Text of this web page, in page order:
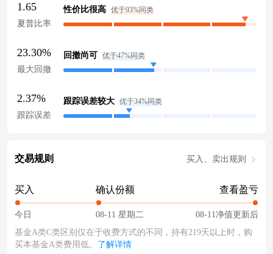
1.65
夏普比率
性价比很高 优于93%同类
23.30%
最大回撤
回撤尚可 优于47%同类
2.37%
跟踪误差
跟踪误差较大 优于34%同类
交易规则 买入、卖出规则
买入
今日
确认份额
08-11 星期二
查看盈亏
08-11净值更新后
基金A类C类区别仅在于收费方式的不同，持有219天以上时，购
买本基金A类费用低。 了解详情